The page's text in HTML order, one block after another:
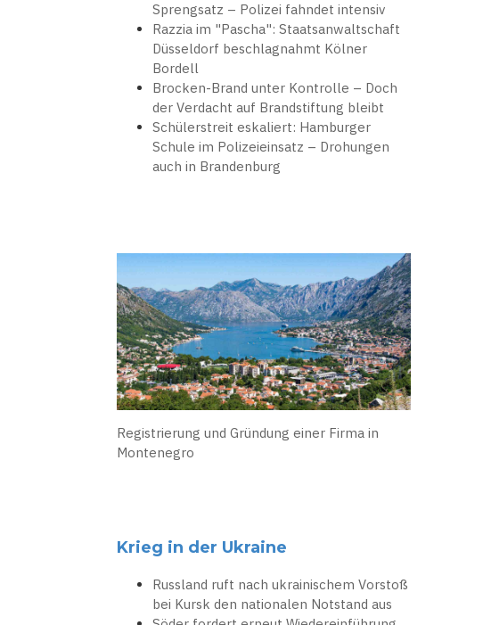
Sprengsatz – Polizei fahndet intensiv
Razzia im "Pascha": Staatsanwaltschaft
Düsseldorf beschlagnahmt Kölner
Bordell
Brocken-Brand unter Kontrolle – Doch
der Verdacht auf Brandstiftung bleibt
Schülerstreit eskaliert: Hamburger
Schule im Polizeieinsatz – Drohungen
auch in Brandenburg
Registrierung und Gründung einer Firma in
Montenegro
Krieg in der Ukraine
Russland ruft nach ukrainischem Vorstoß
bei Kursk den nationalen Notstand aus